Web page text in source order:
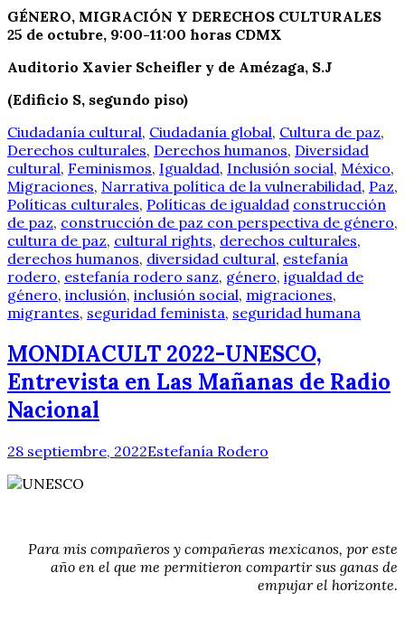
GÉNERO, MIGRACIÓN Y DERECHOS CULTURALES
25 de octubre, 9:00-11:00 horas CDMX
Auditorio Xavier Scheifler y de Amézaga, S.J
(Edificio S, segundo piso)
Ciudadanía cultural, Ciudadanía global, Cultura de paz,
Derechos culturales, Derechos humanos, Diversidad
cultural, Feminismos, Igualdad, Inclusión social, México,
Migraciones, Narrativa política de la vulnerabilidad, Paz,
Políticas culturales, Políticas de igualdad construcción
de paz, construcción de paz con perspectiva de género,
cultura de paz, cultural rights, derechos culturales,
derechos humanos, diversidad cultural, estefanía
rodero, estefanía rodero sanz, género, igualdad de
género, inclusión, inclusión social, migraciones,
migrantes, seguridad feminista, seguridad humana
MONDIACULT 2022-UNESCO,
Entrevista en Las Mañanas de Radio
Nacional
28 septiembre, 2022Estefanía Rodero
Para mis compañeros y compañeras mexicanos, por este
año en el que me permitieron compartir sus ganas de
empujar el horizonte.